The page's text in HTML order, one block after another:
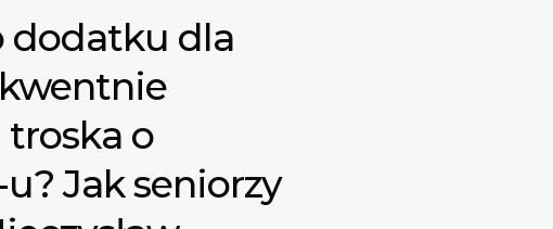
dodatku dla
troska o
Jak seniorzy